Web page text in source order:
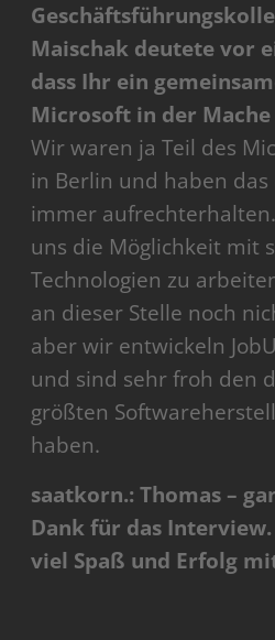
Maischak deutete vor
dass Ihr ein
Microsoft in der
Wir waren ja Teil des
in Berlin und haben das
immer
uns die Möglichkeit mit
Technologien zu
an dieser Stelle noch
aber wir entwickeln
und sind sehr froh den
größten
haben.
saatkorn.: Thomas –
Dank für das
viel Spaß und Erfolg